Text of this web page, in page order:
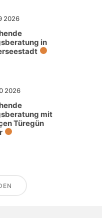
2026
in
2026
mit
Türegün